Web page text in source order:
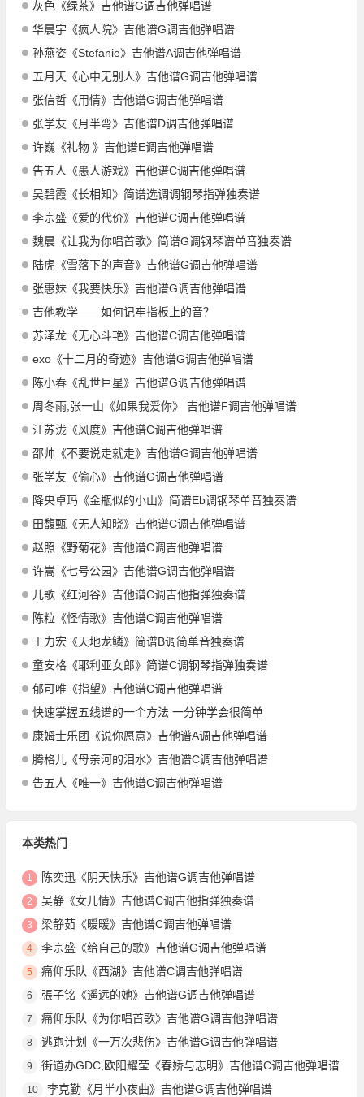
灰色《绿茶》吉他谱G调吉他弹唱谱
华晨宇《疯人院》吉他谱G调吉他弹唱谱
孙燕姿《Stefanie》吉他谱A调吉他弹唱谱
五月天《心中无别人》吉他谱G调吉他弹唱谱
张信哲《用情》吉他谱G调吉他弹唱谱
张学友《月半弯》吉他谱D调吉他弹唱谱
许巍《礼物 》吉他谱E调吉他弹唱谱
告五人《愚人游戏》吉他谱C调吉他弹唱谱
吴碧霞《长相知》简谱选调调钢琴指弹独奏谱
李宗盛《爱的代价》吉他谱C调吉他弹唱谱
魏晨《让我为你唱首歌》简谱G调钢琴谱单音独奏谱
陆虎《雪落下的声音》吉他谱G调吉他弹唱谱
张惠妹《我要快乐》吉他谱G调吉他弹唱谱
吉他教学——如何记牢指板上的音？
苏泽龙《无心斗艳》吉他谱C调吉他弹唱谱
exo《十二月的奇迹》吉他谱G调吉他弹唱谱
陈小春《乱世巨星》吉他谱G调吉他弹唱谱
周冬雨,张一山《如果我爱你》 吉他谱F调吉他弹唱谱
汪苏泷《风度》吉他谱C调吉他弹唱谱
邵帅《不要说走就走》吉他谱G调吉他弹唱谱
张学友《偷心》吉他谱G调吉他弹唱谱
降央卓玛《金瓶似的小山》简谱Eb调钢琴单音独奏谱
田馥甄《无人知晓》吉他谱C调吉他弹唱谱
赵照《野菊花》吉他谱C调吉他弹唱谱
许嵩《七号公园》吉他谱G调吉他弹唱谱
儿歌《红河谷》吉他谱C调吉他指弹独奏谱
陈粒《怪情歌》吉他谱C调吉他弹唱谱
王力宏《天地龙鳞》简谱B调简单音独奏谱
童安格《耶利亚女郎》简谱C调钢琴指弹独奏谱
郁可唯《指望》吉他谱C调吉他弹唱谱
快速掌握五线谱的一个方法 一分钟学会很简单
康姆士乐团《说你愿意》吉他谱A调吉他弹唱谱
腾格儿《母亲河的泪水》吉他谱C调吉他弹唱谱
告五人《唯一》吉他谱C调吉他弹唱谱
本类热门
1 陈奕迅《阴天快乐》吉他谱G调吉他弹唱谱
2 吴静《女儿情》吉他谱C调吉他指弹独奏谱
3 梁静茹《暖暖》吉他谱C调吉他弹唱谱
4 李宗盛《给自己的歌》吉他谱G调吉他弹唱谱
5 痛仰乐队《西湖》吉他谱C调吉他弹唱谱
6 張子铭《遥远的她》吉他谱G调吉他弹唱谱
7 痛仰乐队《为你唱首歌》吉他谱G调吉他弹唱谱
8 逃跑计划《一万次悲伤》吉他谱G调吉他弹唱谱
9 街道办GDC,欧阳耀莹《春娇与志明》吉他谱C调吉他弹唱谱
10 李克勤《月半小夜曲》吉他谱G调吉他弹唱谱